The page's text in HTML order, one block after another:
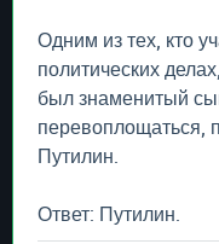
Одним из тех, кто
политических
был знаменитый
перевоплощаться,
Путилин.
Ответ: Путилин.